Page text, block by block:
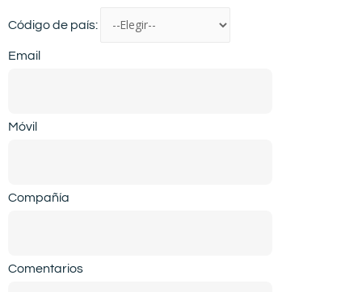
Código de país:
Email
Móvil
Compañía
Comentarios